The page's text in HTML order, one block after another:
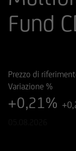
Fund
Prezzo di
Variazione %
+0,21%